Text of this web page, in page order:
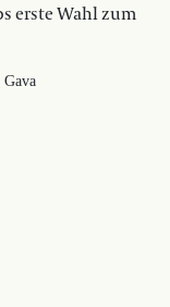
erste Wahl zum
Gava